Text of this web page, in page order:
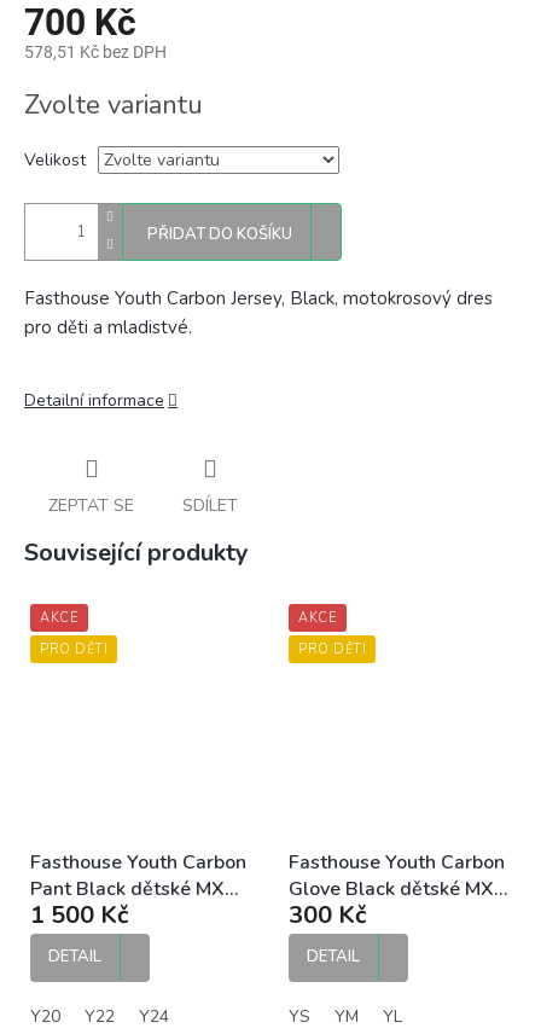
700 Kč
578,51 Kč bez DPH
cena:
Zvolte variantu
Velikost
PŘIDAT DO KOŠÍKU
Fasthouse Youth Carbon Jersey, Black, motokrosový dres
pro děti a mladistvé.
Detailní informace
ZEPTAT SE SDÍLET
Související produkty
AKCE
PRO DĚTI
Fasthouse Youth Carbon
Pant Black dětské MX
kalhoty
1 500 Kč
DETAIL
Y20 Y22 Y24
AKCE
PRO DĚTI
Fasthouse Youth Carbon
Glove Black dětské MX
rukavice
300 Kč
DETAIL
YS YM YL